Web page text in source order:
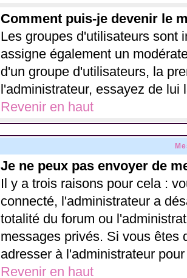
Comment puis-je devenir le
Les groupes d'utilisateurs sont
assigne également un
d'un groupe d'utilisateurs, la
l'administrateur, essayez de lui
Revenir en haut
Je ne peux pas envoyer de
Il y a trois raisons pour cela :
connecté, l'administrateur a
totalité du forum ou
messages privés. Si vous êtes
adresser à l'administrateur
Revenir en haut